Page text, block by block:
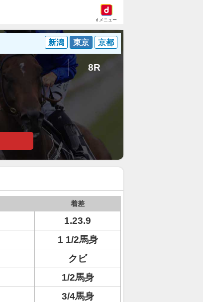
dメニュー
新潟 東京 京都
8R
着差
1.23.9
1 1/2馬身
クビ
1/2馬身
3/4馬身